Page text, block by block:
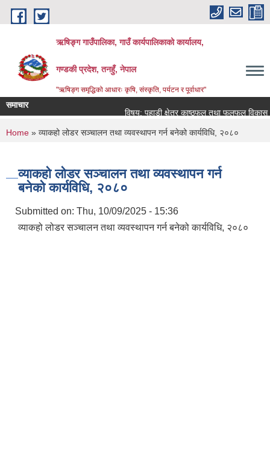
Skip to main content
ऋषिङ्ग गाउँपालिका, गाउँ कार्यपालिकाको कार्यालय,
गण्डकी प्रदेश, तनहुँ, नेपाल
"ऋषिङ्ग समृद्धिको आधारः कृषि, संस्कृति, पर्यटन र पूर्वाधार"
समाचार
विषय: पहाडी क्षेत्र काष्ठफल तथा फलफूल
You are here
Home » व्याकहो लोडर सञ्चालन तथा व्यवस्थापन गर्न बनेको कार्यविधि, २०८०
व्याकहो लोडर सञ्चालन तथा व्यवस्थापन गर्न
बनेको कार्यविधि, २०८०
Submitted on: Thu, 10/09/2025 - 15:36
व्याकहो लोडर सञ्चालन तथा व्यवस्थापन गर्न बनेको कार्यविधि, २०८०